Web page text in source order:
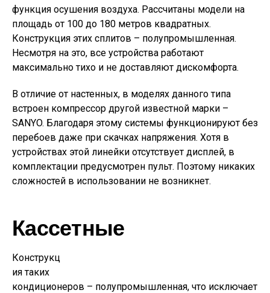
функция осушения воздуха. Рассчитаны модели на
площадь от 100 до 180 метров квадратных.
Конструкция этих сплитов – полупромышленная.
Несмотря на это, все устройства работают
максимально тихо и не доставляют дискомфорта.
В отличие от настенных, в моделях данного типа
встроен компрессор другой известной марки –
SANYO. Благодаря этому системы функционируют без
перебоев даже при скачках напряжения. Хотя в
устройствах этой линейки отсутствует дисплей, в
комплектации предусмотрен пульт. Поэтому никаких
сложностей в использовании не возникнет.
Кассетные
Конструкц
ия таких
кондиционеров – полупромышленная, что исключает